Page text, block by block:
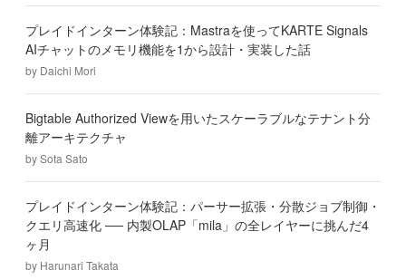
プレイドインターン体験記：Mastraを使ってKARTE Signals
AIチャットのメモリ機能を1から設計・実装した話
by Daichi Mori
Bigtable Authorized Viewを用いたスケーラブルなテナント分
離アーキテクチャ
bySota Sato
プレイドインターン体験記：パーサー拡張・分散ジョブ制御・
クエリ高速化 ── 内製OLAP「mila」の全レイヤーに挑んだ4
ヶ月
by Harunari Takata